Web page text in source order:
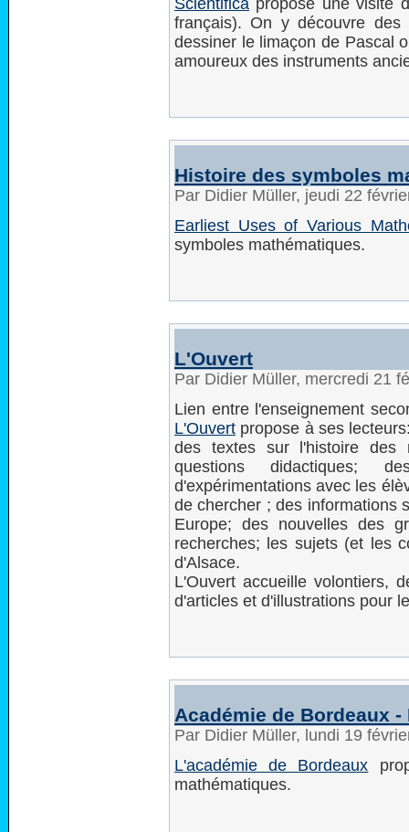
Scientifica propose une visite
français). On y découvre des
dessiner le limaçon de Pascal
amoureux des instruments
Histoire des symboles
Par Didier Müller, jeudi 22
Earliest Uses of Various
symboles mathématiques.
L'Ouvert
Par Didier Müller, mercredi 21
Lien entre l'enseignement
L'Ouvert propose à ses
des textes sur l'histoire des
questions didactiques;
d'expérimentations avec les
de chercher ; des informations
Europe; des nouvelles des
recherches; les sujets (et les
d'Alsace.
L'Ouvert accueille volontiers,
d'articles et d'illustrations pour
Académie de Bordeaux
Par Didier Müller, lundi 19
L'académie de Bordeaux
mathématiques.